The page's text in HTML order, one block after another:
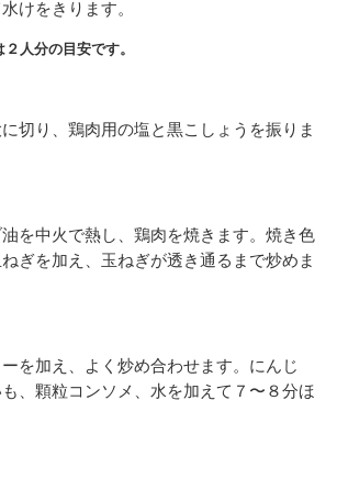
けをきります。
人分の目安です。
切り、鶏肉用の塩と黒こしょうを振りま
を中火で熱し、鶏肉を焼きます。焼き色
ぎを加え、玉ねぎが透き通るまで炒めま
を加え、よく炒め合わせます。にんじ
、顆粒コンソメ、水を加えて７〜８分ほ